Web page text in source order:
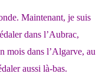
Maintenant, je suis
dans l’Aubrac,
mois dans l’Algarve, au
aussi là-bas.